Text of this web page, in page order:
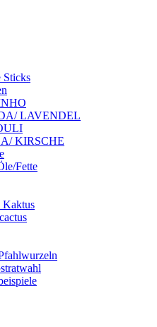
Sticks
LAVENDEL
KIRSCHE
Fette
Kaktus